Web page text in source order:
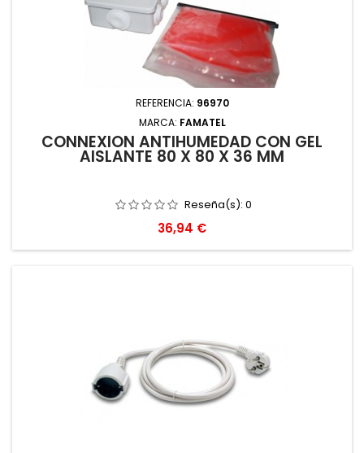
REFERENCIA: 96970
MARCA: FAMATEL
CONNEXION ANTIHUMEDAD CON GEL
AISLANTE 80 X 80 X 36 MM
Reseña(s): 0
Precio
36,94 €